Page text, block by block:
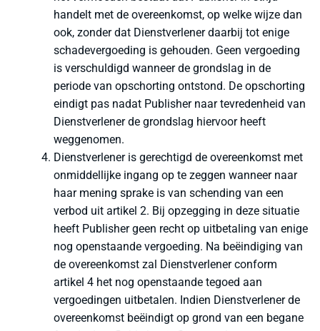
handelt met de overeenkomst, op welke wijze dan
ook, zonder dat Dienstverlener daarbij tot enige
schadevergoeding is gehouden. Geen vergoeding
is verschuldigd wanneer de grondslag in de
periode van opschorting ontstond. De opschorting
eindigt pas nadat Publisher naar tevredenheid van
Dienstverlener de grondslag hiervoor heeft
weggenomen.
Dienstverlener is gerechtigd de overeenkomst met
onmiddellijke ingang op te zeggen wanneer naar
haar mening sprake is van schending van een
verbod uit artikel 2. Bij opzegging in deze situatie
heeft Publisher geen recht op uitbetaling van enige
nog openstaande vergoeding. Na beëindiging van
de overeenkomst zal Dienstverlener conform
artikel 4 het nog openstaande tegoed aan
vergoedingen uitbetalen. Indien Dienstverlener de
overeenkomst beëindigt op grond van een begane